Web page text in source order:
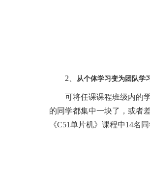
2、 从个体学习变为团队学
可将任课课程班级内的
的同学都集中一块了，或者
《C51单片机》课程中14名